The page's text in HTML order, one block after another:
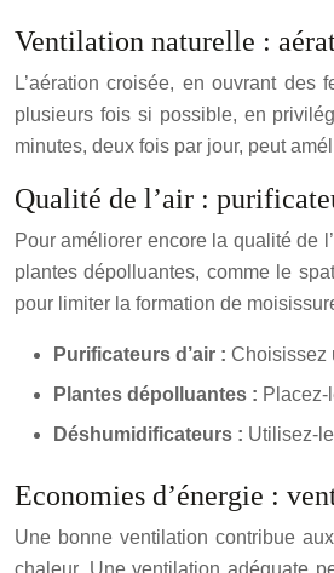
Ventilation naturelle :
L’aération croisée, en ouvrant
plusieurs fois si possible, en
minutes, deux fois par jour, peut
Qualité de l’air :
Pour améliorer encore la qualité de
plantes dépolluantes, comme le
pour limiter la formation de
Purificateurs d’air : Choisissez
Plantes dépolluantes : Placez-
Déshumidificateurs : Utilisez-
Economies d’énergie :
Une bonne ventilation contribue
chaleur. Une ventilation adéquate